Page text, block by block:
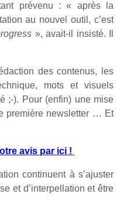
prévenu : « après la
au nouvel outil, c’est
», avait-il insisté. Il
des contenus, les
mots et visuels
;-). Pour (enfin) une mise
première newsletter … Et
avis par ici !
continuent à s’ajuster
et d’interpellation et être